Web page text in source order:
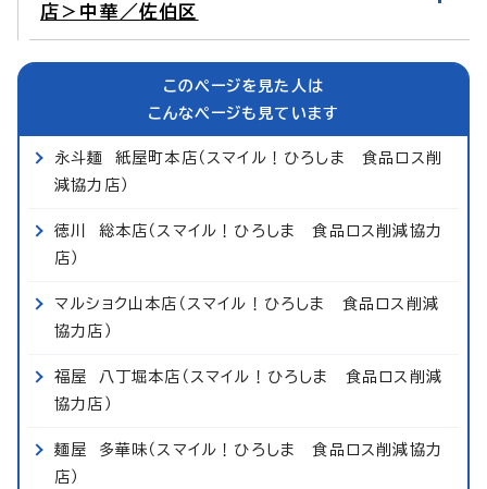
店＞中華／佐伯区
このページを見た人は
こんなページも見ています
永斗麺 紙屋町本店（スマイル！ひろしま 食品ロス削
減協力店）
徳川 総本店（スマイル！ひろしま 食品ロス削減協力
店）
マルショク山本店（スマイル！ひろしま 食品ロス削減
協力店）
福屋 八丁堀本店（スマイル！ひろしま 食品ロス削減
協力店）
麺屋 多華味（スマイル！ひろしま 食品ロス削減協力
店）